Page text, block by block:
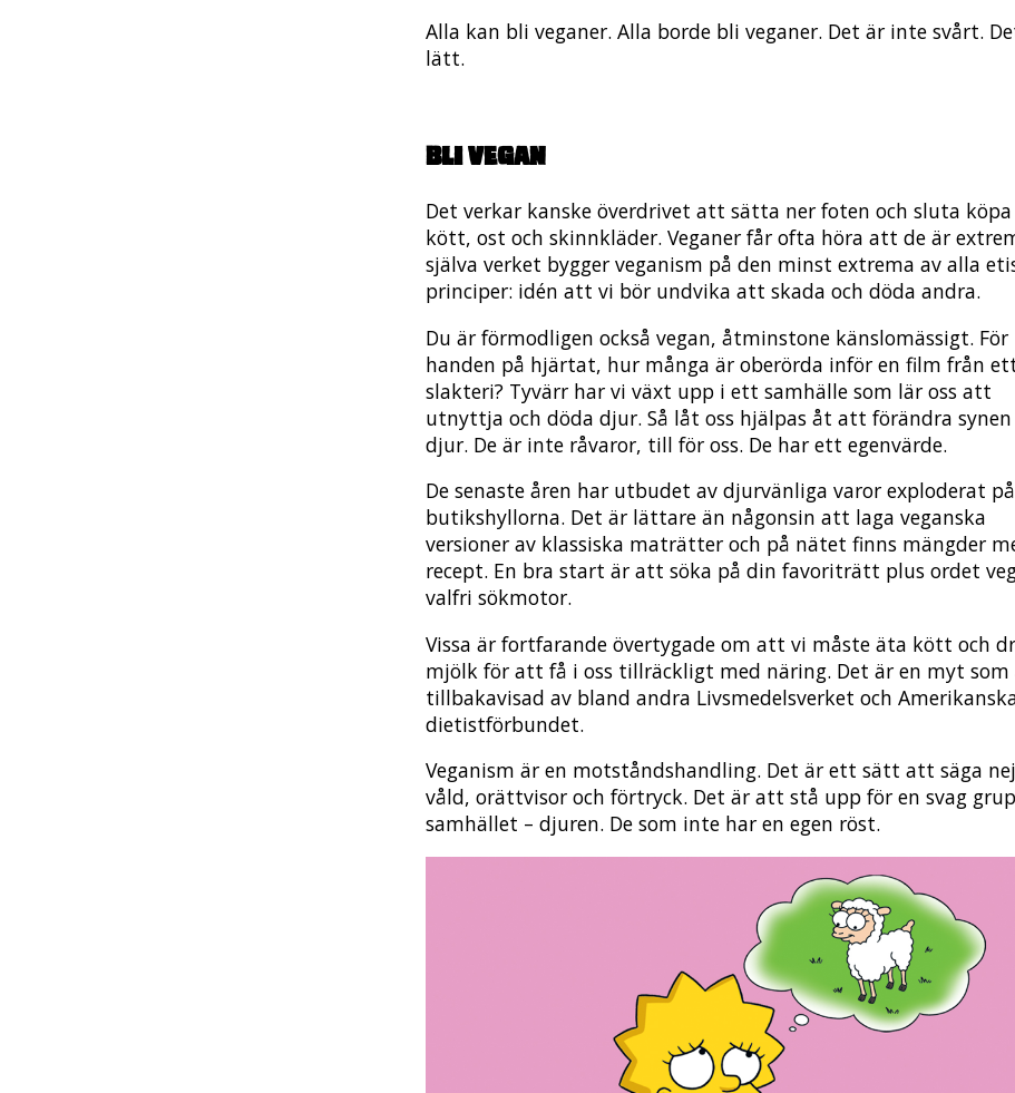
Alla kan bli veganer. Alla borde bli veganer. Det är inte svårt.
lätt.
Bli vegan
Det verkar kanske överdrivet att sätta ner foten och sluta
kött, ost och skinnkläder. Veganer får ofta höra att de är
själva verket bygger veganism på den minst extrema av alla
principer: idén att vi bör undvika att skada och döda andra.
Du är förmodligen också vegan, åtminstone känslomässigt. För
handen på hjärtat, hur många är oberörda inför en film från
slakteri? Tyvärr har vi växt upp i ett samhälle som lär oss att
utnyttja och döda djur. Så låt oss hjälpas åt att förändra synen
djur. De är inte råvaror, till för oss. De har ett egenvärde.
De senaste åren har utbudet av djurvänliga varor exploderat på
butikshyllorna. Det är lättare än någonsin att laga veganska
versioner av klassiska maträtter och på nätet finns mängder
recept. En bra start är att söka på din favoriträtt plus ordet
valfri sökmotor.
Vissa är fortfarande övertygade om att vi måste äta kött och
mjölk för att få i oss tillräckligt med näring. Det är en myt som
tillbakavisad av bland andra Livsmedelsverket och
dietistförbundet.
Veganism är en motståndshandling. Det är ett sätt att säga
våld, orättvisor och förtryck. Det är att stå upp för en svag
samhället – djuren. De som inte har en egen röst.